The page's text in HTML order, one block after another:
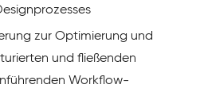
zur Optimierung und
und fließenden
Workflow-